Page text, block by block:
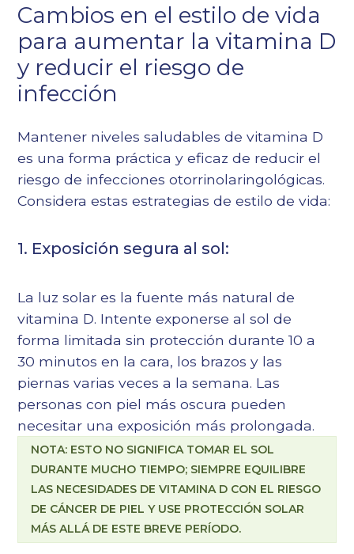
Cambios en el estilo de vida
para aumentar la vitamina D
y reducir el riesgo de
infección
Mantener niveles saludables de vitamina D
es una forma práctica y eficaz de reducir el
riesgo de infecciones otorrinolaringológicas.
Considera estas estrategias de estilo de vida:
1. Exposición segura al sol:
La luz solar es la fuente más natural de
vitamina D. Intente exponerse al sol de
forma limitada sin protección durante 10 a
30 minutos en la cara, los brazos y las
piernas varias veces a la semana. Las
personas con piel más oscura pueden
necesitar una exposición más prolongada.
NOTA: ESTO NO SIGNIFICA TOMAR EL SOL
DURANTE MUCHO TIEMPO; SIEMPRE EQUILIBRE
LAS NECESIDADES DE VITAMINA D CON EL RIESGO
DE CÁNCER DE PIEL Y USE PROTECCIÓN SOLAR
MÁS ALLÁ DE ESTE BREVE PERÍODO.